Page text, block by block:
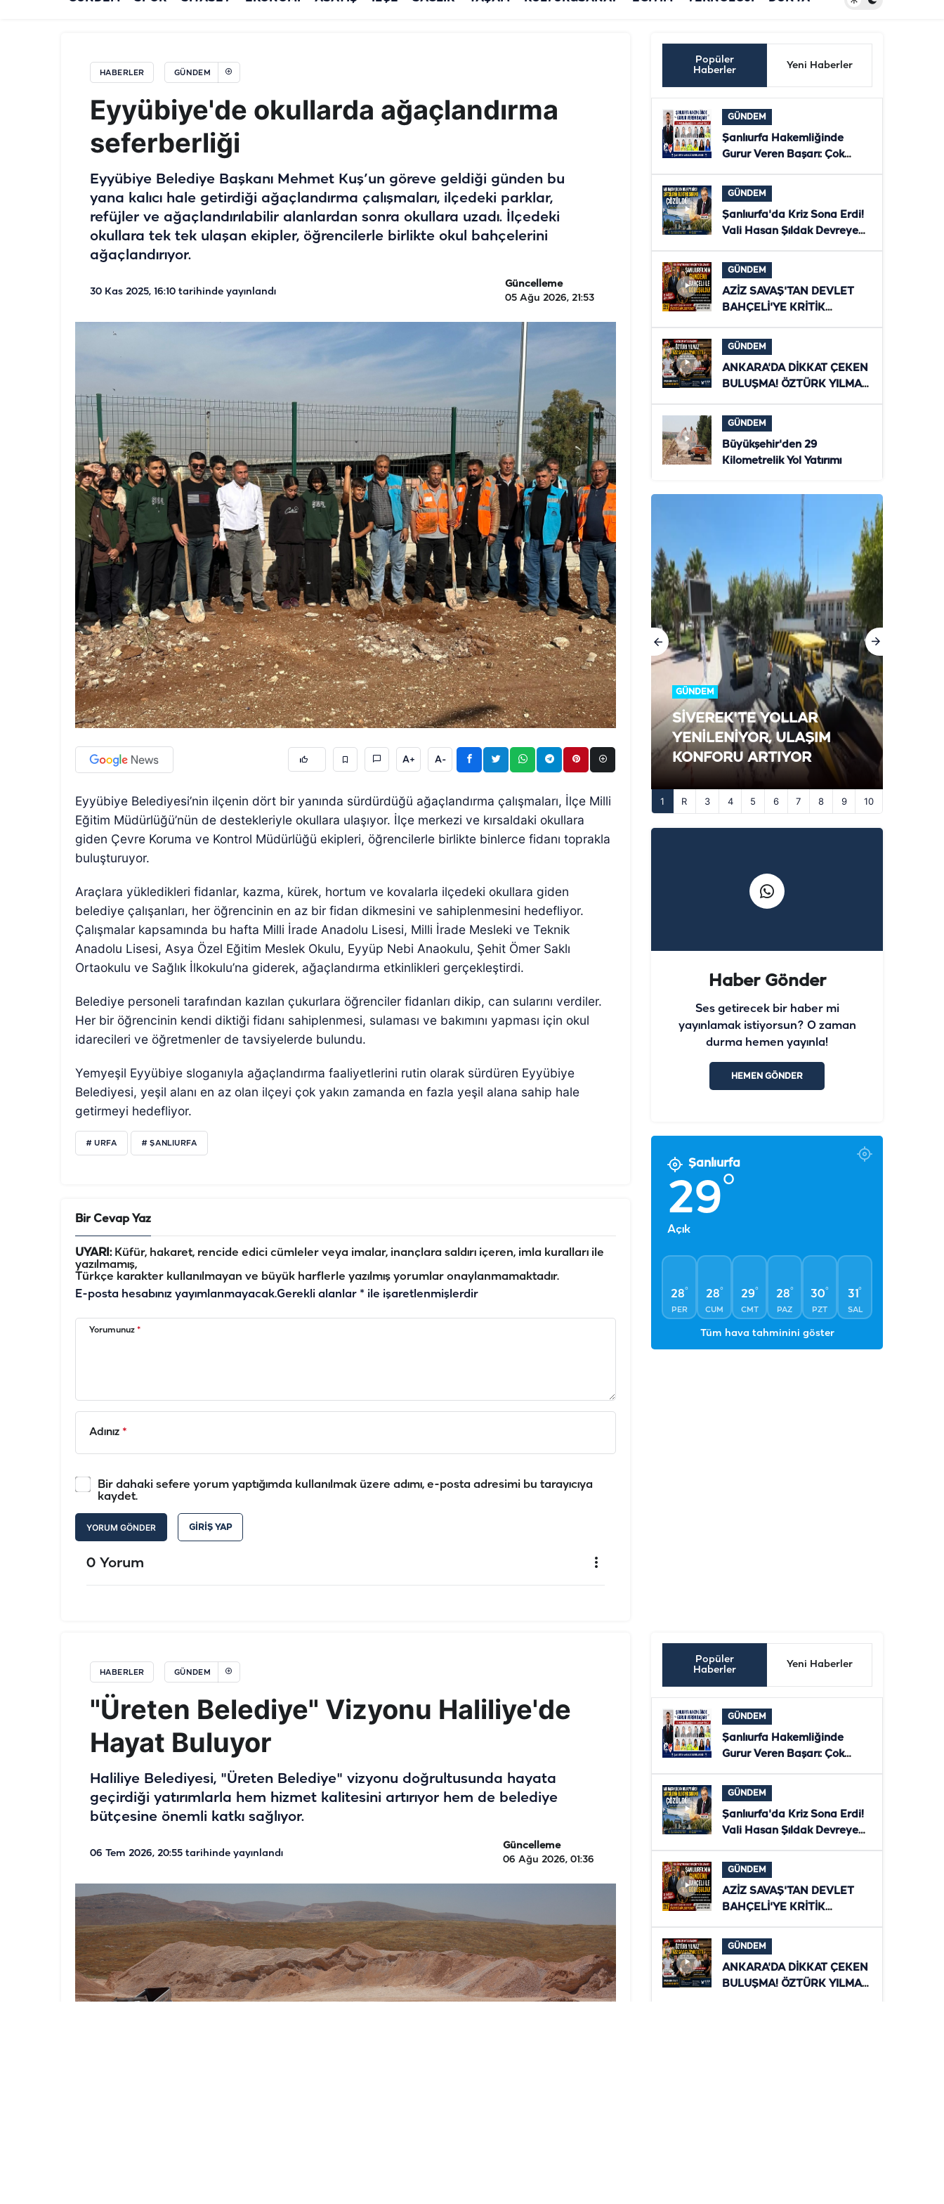
HABERLER GÜNDEM
Eyyübiye'de okullarda ağaçlandırma
seferberliği
Eyyübiye Belediye Başkanı Mehmet Kuş’un göreve geldiği günden bu
yana kalıcı hale getirdiği ağaçlandırma çalışmaları, ilçedeki parklar,
refüjler ve ağaçlandırılabilir alanlardan sonra okullara uzadı. İlçedeki
okullara tek tek ulaşan ekipler, öğrencilerle birlikte okul bahçelerini
ağaçlandırıyor.
30 Kas 2025, 16:10 tarihinde yayınlandı
Güncelleme
05 Ağu 2026, 21:53
A+ A-
Eyyübiye Belediyesi’nin ilçenin dört bir yanında sürdürdüğü ağaçlandırma çalışmaları, İlçe Milli
Eğitim Müdürlüğü’nün de destekleriyle okullara ulaşıyor. İlçe merkezi ve kırsaldaki okullara
giden Çevre Koruma ve Kontrol Müdürlüğü ekipleri, öğrencilerle birlikte binlerce fidanı toprakla
buluşturuyor.
Araçlara yükledikleri fidanlar, kazma, kürek, hortum ve kovalarla ilçedeki okullara giden
belediye çalışanları, her öğrencinin en az bir fidan dikmesini ve sahiplenmesini hedefliyor.
Çalışmalar kapsamında bu hafta Milli İrade Anadolu Lisesi, Milli İrade Mesleki ve Teknik
Anadolu Lisesi, Asya Özel Eğitim Meslek Okulu, Eyyüp Nebi Anaokulu, Şehit Ömer Saklı
Ortaokulu ve Sağlık İlkokulu’na giderek, ağaçlandırma etkinlikleri gerçekleştirdi.
Belediye personeli tarafından kazılan çukurlara öğrenciler fidanları dikip, can sularını verdiler.
Her bir öğrencinin kendi diktiği fidanı sahiplenmesi, sulaması ve bakımını yapması için okul
idarecileri ve öğretmenler de tavsiyelerde bulundu.
Yemyeşil Eyyübiye sloganıyla ağaçlandırma faaliyetlerini rutin olarak sürdüren Eyyübiye
Belediyesi, yeşil alanı en az olan ilçeyi çok yakın zamanda en fazla yeşil alana sahip hale
getirmeyi hedefliyor.
# URFA # ŞANLIURFA
Bir Cevap Yaz
UYARI:Küfür, hakaret, rencide edici cümleler veya imalar, inançlara saldırı içeren, imla kuralları ile
yazılmamış,
Türkçe karakter kullanılmayan ve büyük harflerle yazılmış yorumlar onaylanmamaktadır.
E-posta hesabınız yayımlanmayacak.Gerekli alanlar * ile işaretlenmişlerdir
Yorumunuz *
Adınız *
Bir dahaki sefere yorum yaptığımda kullanılmak üzere adımı, e-posta adresimi bu tarayıcıya
kaydet.
YORUM GÖNDER GIRIŞ YAP
0 Yorum
Popüler
Haberler
Yeni Haberler
GÜNDEM
Şanlıurfa Hakemliğinde
Gurur Veren Başarı: Çok
Bölgesel Klasmana Yükseldi
GÜNDEM
Şanlıurfa'da Kriz Sona Erdi!
Vali Hasan Şıldak Devreye
Yeniden Verildi
GÜNDEM
AZİZ SAVAŞ'TAN DEVLET
BAHÇELİ'YE KRİTİK
YENİ DÖNEMİ MASAYA
YATIRILDI
GÜNDEM
ANKARA'DA DİKKAT ÇEKEN
BULUŞMA! ÖZTÜRK YILMAZ
TÜRKİYE'NİN GELECEĞİNİ
MASAYA YATIRDI
GÜNDEM
Büyükşehir'den 29
Kilometrelik Yol Yatırımı
GÜNDEM
SİVEREK'TE YOLLAR
YENİLENİYOR, ULAŞIM
KONFORU ARTIYOR
1 3 4 5 6 7 8 9 10
Haber Gönder
Ses getirecek bir haber mi
yayınlamak istiyorsun? O zaman
durma hemen yayınla!
HEMEN GÖNDER
Şanlıurfa
29°
Açık
28°
PER
28°
CUM
29°
CMT
28°
PAZ
30°
PZT
31°
SAL
Tüm hava tahminini göster
HABERLER GÜNDEM
"Üreten Belediye" Vizyonu Haliliye'de
Hayat Buluyor
Haliliye Belediyesi, "Üreten Belediye" vizyonu doğrultusunda hayata
geçirdiği yatırımlarla hem hizmet kalitesini artırıyor hem de belediye
bütçesine önemli katkı sağlıyor.
06 Tem 2026, 20:55 tarihinde yayınlandı
Güncelleme
06 Ağu 2026, 01:36
Popüler
Haberler
Yeni Haberler
GÜNDEM
Şanlıurfa Hakemliğinde
Gurur Veren Başarı: Çok
Bölgesel Klasmana Yükseldi
GÜNDEM
Şanlıurfa'da Kriz Sona Erdi!
Vali Hasan Şıldak Devreye
Yeniden Verildi
GÜNDEM
AZİZ SAVAŞ'TAN DEVLET
BAHÇELİ'YE KRİTİK
YENİ DÖNEMİ MASAYA
YATIRILDI
GÜNDEM
ANKARA'DA DİKKAT ÇEKEN
BULUŞMA! ÖZTÜRK YILMAZ